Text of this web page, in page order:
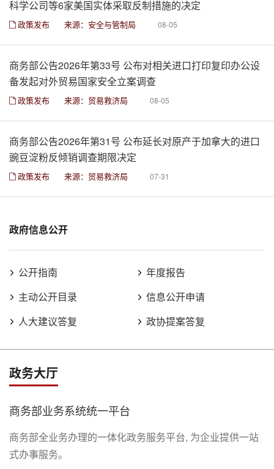
科学公司等6家美国实体采取反制措施的决定
政策发布 来源：安全与管制局 08-05
商务部公告2026年第33号 公布对相关进口打印复印办公设
备发起对外贸易国家安全立案调查
政策发布 来源：贸易救济局 08-05
商务部公告2026年第31号 公布延长对原产于加拿大的进口
豌豆淀粉反倾销调查期限决定
政策发布 来源：贸易救济局 07-31
政府信息公开
公开指南
年度报告
主动公开目录
信息公开申请
人大建议答复
政协提案答复
政务大厅
商务部业务系统统一平台
商务部全业务办理的一体化政务服务平台, 为企业提供一站
式办事服务。